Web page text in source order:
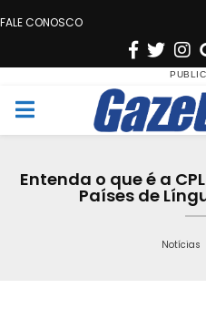
FALE CONOSCO
F
c
e
o
T
w
i
t
e
n
s
t
g
r
a
M
Entenda o que é a
Países de
Notícias